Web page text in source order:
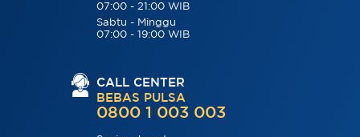
07:00 - 21:00 WIB
Sabtu - Minggu
07:00 - 19:00 WIB
CALL CENTER
BEBAS PULSA
0800 1 003 003